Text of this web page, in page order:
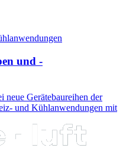
und -
Gerätebaureihen der
und Kühlanwendungen mit